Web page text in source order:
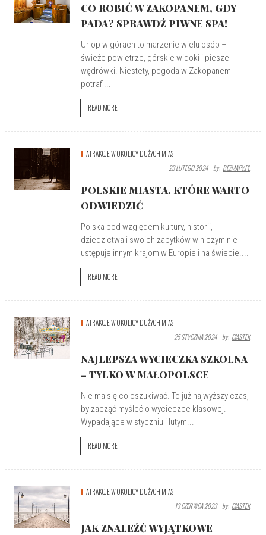
CO ROBIĆ W ZAKOPANEM, GDY
PADA? SPRAWDŹ PIWNE SPA!
Urlop w górach to marzenie wielu osób –
świeże powietrze, górskie widoki i piesze
wędrówki. Niestety, pogoda w Zakopanem
potrafi...
READ MORE
ATRAKCJE W OKOLICY DUŻYCH MIAST
23 LUTEGO 2024
By: BEZMAPY.PL
POLSKIE MIASTA, KTÓRE WARTO
ODWIEDZIĆ
Polska pod względem kultury, historii,
dziedzictwa i swoich zabytków w niczym nie
ustępuje innym krajom w Europie i na świecie....
READ MORE
ATRAKCJE W OKOLICY DUŻYCH MIAST
25 STYCZNIA 2024
By: CIASTEK
NAJLEPSZA WYCIECZKA SZKOLNA
– TYLKO W MAŁOPOLSCE
Nie ma się co oszukiwać. To już najwyższy czas,
by zacząć myśleć o wycieczce klasowej.
Wypadające w styczniu i lutym...
READ MORE
ATRAKCJE W OKOLICY DUŻYCH MIAST
13 CZERWCA 2023
By: CIASTEK
JAK ZNALEŹĆ WYJĄTKOWE